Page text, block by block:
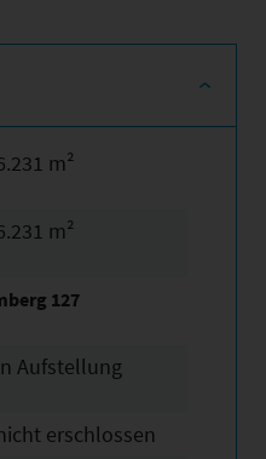
m²
m²
127
Aufstellung
erschlossen